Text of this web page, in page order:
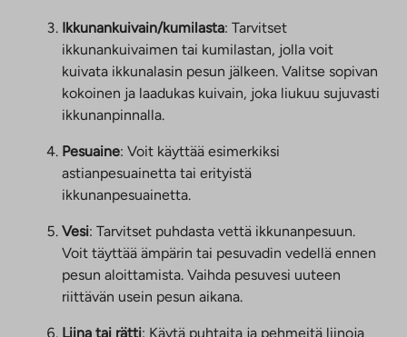
Ikkunankuivain/kumilasta: Tarvitset
ikkunankuivaimen tai kumilastan, jolla voit
kuivata ikkunalasin pesun jälkeen. Valitse sopivan
kokoinen ja laadukas kuivain, joka liukuu sujuvasti
ikkunanpinnalla.
Pesuaine: Voit käyttää esimerkiksi
astianpesuainetta tai erityistä
ikkunanpesuainetta.
Vesi: Tarvitset puhdasta vettä ikkunanpesuun.
Voit täyttää ämpärin tai pesuvadin vedellä ennen
pesun aloittamista. Vaihda pesuvesi uuteen
riittävän usein pesun aikana.
Liina tai rätti: Käytä puhtaita ja pehmeitä liinoja